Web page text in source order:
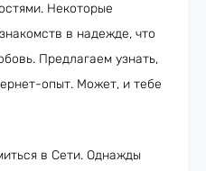
Некоторые
в надежде, что
Предлагаем узнать,
опыт. Может, и тебе
в Сети. Однажды